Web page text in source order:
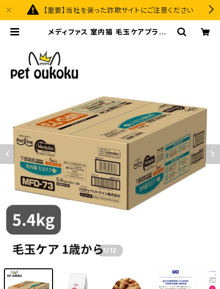
【重要】当社を装った詐欺サイトにご注意ください
メディファス 室内猫 毛玉ケアプラス 1
1 /12